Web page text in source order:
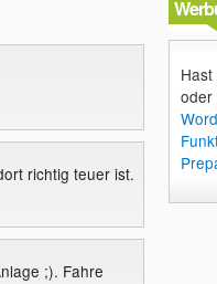
richtig teuer ist.
;). Fahre
oder